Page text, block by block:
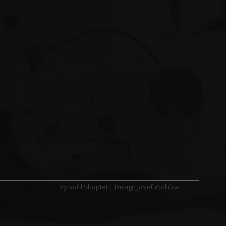
Vytvořil Shoptet | Design Josef Vodička